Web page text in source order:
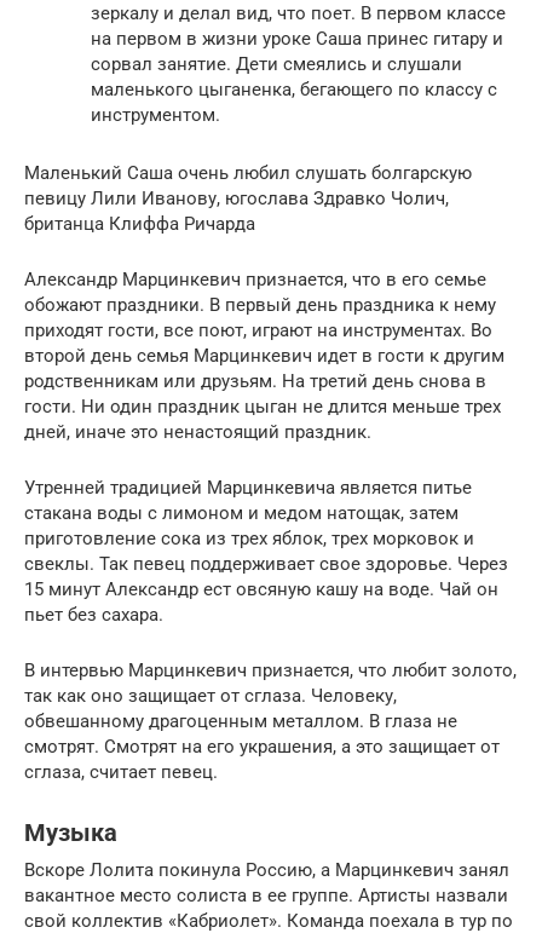
зеркалу и делал вид, что поет. В первом классе
на первом в жизни уроке Саша принес гитару и
сорвал занятие. Дети смеялись и слушали
маленького цыганенка, бегающего по классу с
инструментом.
Маленький Саша очень любил слушать болгарскую
певицу Лили Иванову, югослава Здравко Чолич,
британца Клиффа Ричарда
Александр Марцинкевич признается, что в его семье
обожают праздники. В первый день праздника к нему
приходят гости, все поют, играют на инструментах. Во
второй день семья Марцинкевич идет в гости к другим
родственникам или друзьям. На третий день снова в
гости. Ни один праздник цыган не длится меньше трех
дней, иначе это ненастоящий праздник.
Утренней традицией Марцинкевича является питье
стакана воды с лимоном и медом натощак, затем
приготовление сока из трех яблок, трех морковок и
свеклы. Так певец поддерживает свое здоровье. Через
15 минут Александр ест овсяную кашу на воде. Чай он
пьет без сахара.
В интервью Марцинкевич признается, что любит золото,
так как оно защищает от сглаза. Человеку,
обвешанному драгоценным металлом. В глаза не
смотрят. Смотрят на его украшения, а это защищает от
сглаза, считает певец.
Музыка
Вскоре Лолита покинула Россию, а Марцинкевич занял
вакантное место солиста в ее группе. Артисты назвали
свой коллектив «Кабриолет». Команда поехала в тур по